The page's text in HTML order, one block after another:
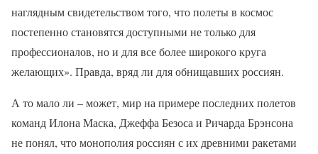
наглядным свидетельством того, что полеты в космос
постепенно становятся доступными не только для
профессионалов, но и для все более широкого круга
желающих». Правда, вряд ли для обнищавших россиян.
А то мало ли – может, мир на примере последних полетов
команд Илона Маска, Джеффа Безоса и Ричарда Брэнсона
не понял, что монополия россиян с их древними ракетами